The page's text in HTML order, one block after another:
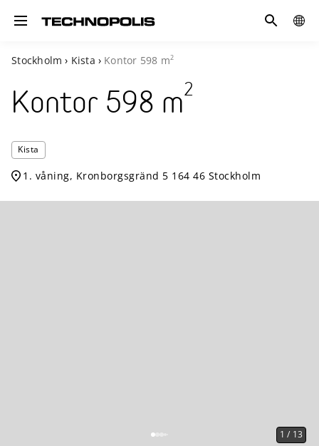
Toggle navigation
Sök
Stockholm › Kista › Kontor 598 m2
Kontor 598 m2
Kista
Kista
1. våning, Kronborgsgränd 5 164 46 Stockholm
1 / 13